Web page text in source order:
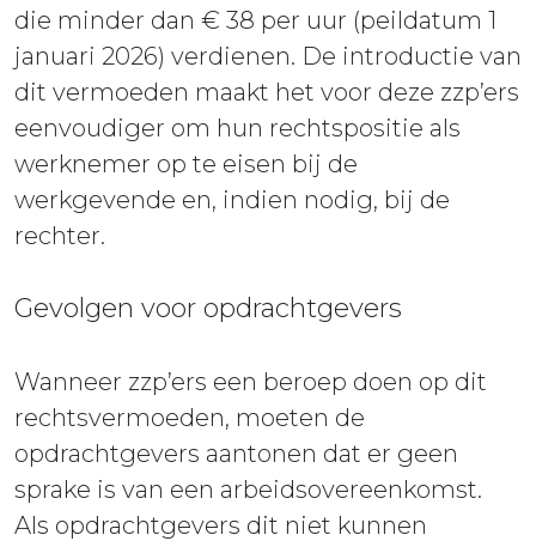
die minder dan € 38 per uur (peildatum 1
januari 2026) verdienen. De introductie van
dit vermoeden maakt het voor deze zzp’ers
eenvoudiger om hun rechtspositie als
werknemer op te eisen bij de
werkgevende en, indien nodig, bij de
rechter.
Gevolgen voor opdrachtgevers
Wanneer zzp’ers een beroep doen op dit
rechtsvermoeden, moeten de
opdrachtgevers aantonen dat er geen
sprake is van een arbeidsovereenkomst.
Als opdrachtgevers dit niet kunnen